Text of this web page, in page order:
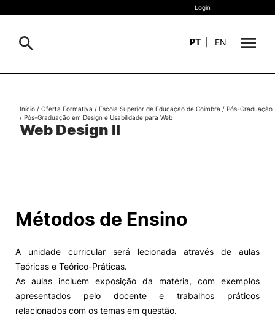
Estudar
II&D e Empresas
Ação Social
Alumni
Login
PT EN
Pesquisa
Web Design II
Início / Oferta Formativa / Escola Superior de Educação de Coimbra / Pós-Graduação
/ Pós-Graduação em Design e Usabilidade para Web
Métodos de Ensino
A unidade curricular será lecionada através de aulas
Teóricas e Teórico-Práticas.
As aulas incluem exposição da matéria, com exemplos
apresentados pelo docente e trabalhos práticos
relacionados com os temas em questão.